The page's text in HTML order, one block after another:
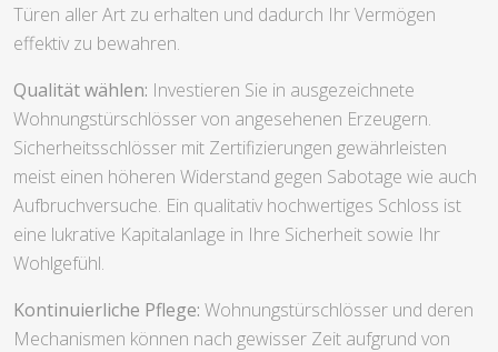
Türen aller Art zu erhalten und dadurch Ihr Vermögen
effektiv zu bewahren.
Qualität wählen: Investieren Sie in ausgezeichnete
Wohnungstürschlösser von angesehenen Erzeugern.
Sicherheitsschlösser mit Zertifizierungen gewährleisten
meist einen höheren Widerstand gegen Sabotage wie auch
Aufbruchversuche. Ein qualitativ hochwertiges Schloss ist
eine lukrative Kapitalanlage in Ihre Sicherheit sowie Ihr
Wohlgefühl.
Kontinuierliche Pflege: Wohnungstürschlösser und deren
Mechanismen können nach gewisser Zeit aufgrund von